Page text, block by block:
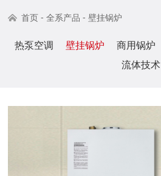
首页 -全系产品 -壁挂锅炉
热泵空调 壁挂锅炉 商用锅炉
流体技术